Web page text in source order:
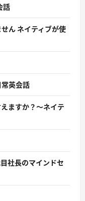
話
ん ネイティブが使
常英会話
ますか？〜ネイテ
社長のマインドセ